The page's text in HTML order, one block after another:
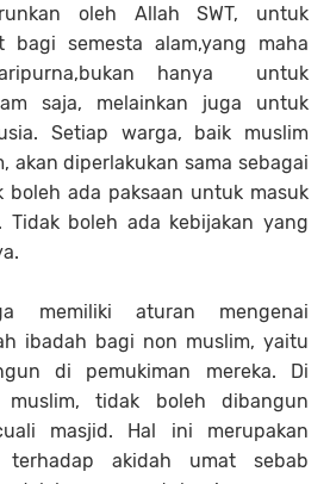
oleh Allah SWT, untuk
bagi semesta alam,yang maha
hanya untuk
saja, melainkan juga untuk
Setiap warga, baik muslim
akan diperlakukan sama sebagai
boleh ada paksaan untuk masuk
Tidak boleh ada kebijakan yang
memiliki aturan mengenai
ibadah bagi non muslim, yaitu
di pemukiman mereka. Di
muslim, tidak boleh dibangun
masjid. Hal ini merupakan
terhadap akidah umat sebab